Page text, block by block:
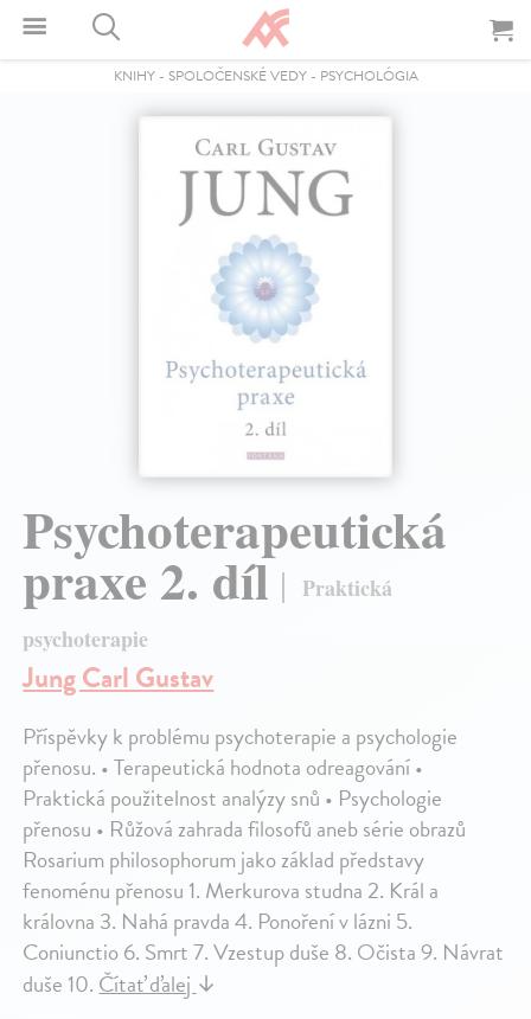
KNIHY- SPOLOČENSKÉ VEDY- PSYCHOLÓGIA
Psychoterapeutická
praxe 2. díl
Praktická
psychoterapie
Jung Carl Gustav
Příspěvky k problému psychoterapie a psychologie
přenosu. • Terapeutická hodnota odreagování •
Praktická použitelnost analýzy snů • Psychologie
přenosu • Růžová zahrada filosofů aneb série obrazů
Rosarium philosophorum jako základ představy
fenoménu přenosu 1. Merkurova studna 2. Král a
královna 3. Nahá pravda 4. Ponoření v lázni 5.
Coniunctio 6. Smrt 7. Vzestup duše 8. Očista 9. Návrat
duše 10. Čítať ďalej ↓